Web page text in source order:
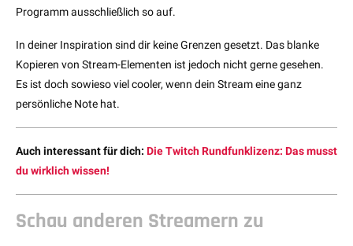
Programm ausschließlich so auf.
In deiner Inspiration sind dir keine Grenzen gesetzt. Das blanke
Kopieren von Stream-Elementen ist jedoch nicht gerne gesehen.
Es ist doch sowieso viel cooler, wenn dein Stream eine ganz
persönliche Note hat.
Auch interessant für dich: Die Twitch Rundfunklizenz: Das musst
du wirklich wissen!
Schau anderen Streamern zu